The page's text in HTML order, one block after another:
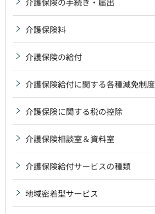
介護保険料
介護保険の給付
介護保険給付に関する各種減免制度
介護保険に関する税の控除
介護保険相談室＆資料室
介護保険給付サービスの種類
地域密着型サービス